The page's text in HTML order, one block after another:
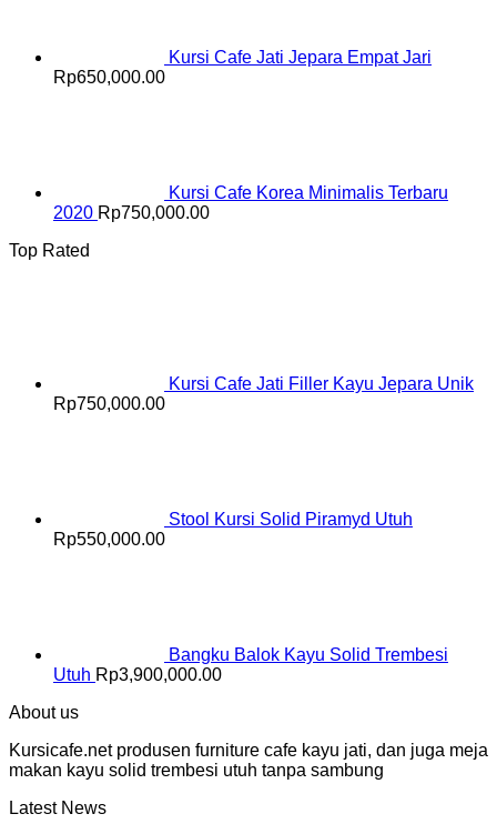
Kursi Cafe Jati Jepara Empat Jari
Rp650,000.00
Kursi Cafe Korea Minimalis Terbaru
2020 Rp750,000.00
Top Rated
Kursi Cafe Jati Filler Kayu Jepara Unik
Rp750,000.00
Stool Kursi Solid Piramyd Utuh
Rp550,000.00
Bangku Balok Kayu Solid Trembesi
Utuh Rp3,900,000.00
About us
Kursicafe.net produsen furniture cafe kayu jati, dan juga meja
makan kayu solid trembesi utuh tanpa sambung
Latest News